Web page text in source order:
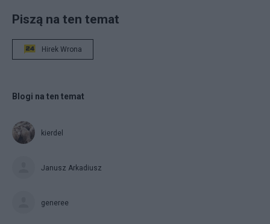
Piszą na ten temat
Hirek Wrona
Blogi na ten temat
kierdel
Janusz Arkadiusz
generee